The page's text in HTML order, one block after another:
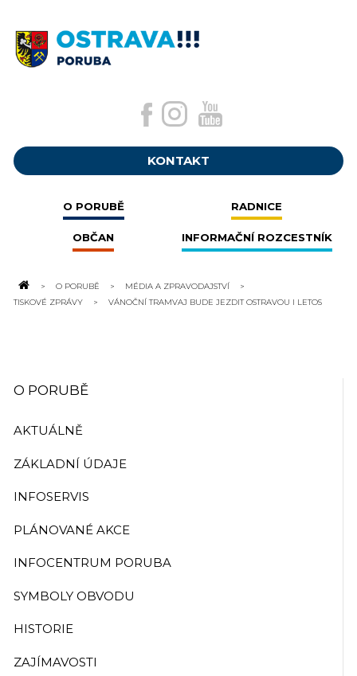
KONTAKT
O PORUBĚ RADNICE
OBČAN INFORMAČNÍ ROZCESTNÍK
O PORUBĚ
MÉDIA A ZPRAVODAJSTVÍ
TISKOVÉ ZPRÁVY
VÁNOČNÍ TRAMVAJ BUDE JEZDIT OSTRAVOU I LETOS
O PORUBĚ
AKTUÁLNĚ
ZÁKLADNÍ ÚDAJE
INFOSERVIS
PLÁNOVANÉ AKCE
INFOCENTRUM PORUBA
SYMBOLY OBVODU
HISTORIE
ZAJÍMAVOSTI